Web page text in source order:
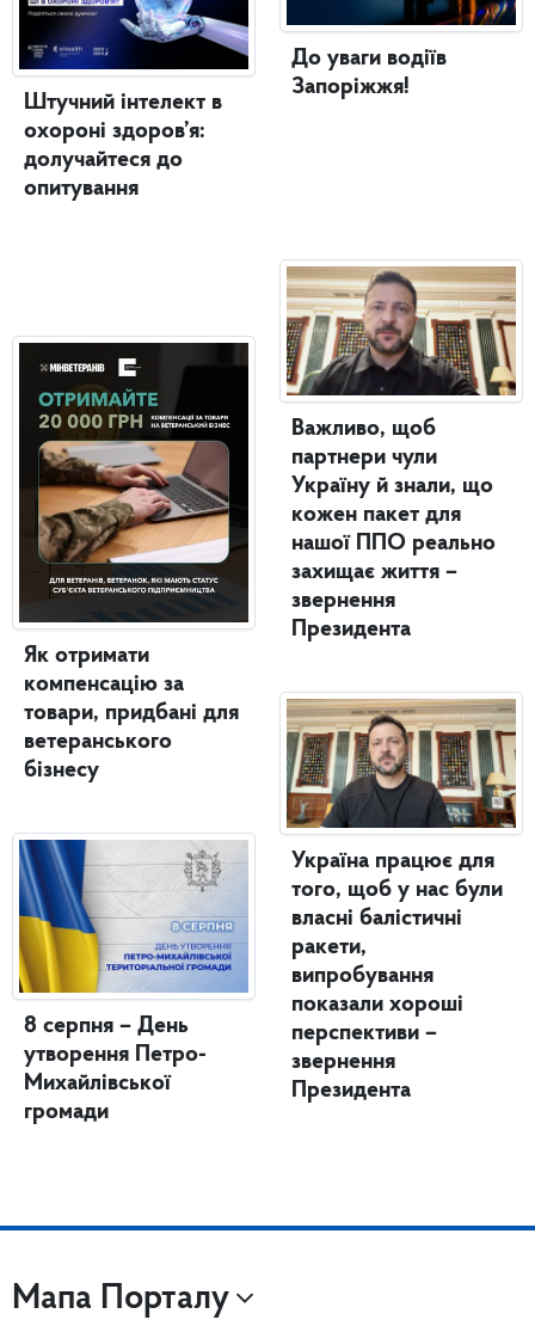
Штучний інтелект в
охороні здоров’я:
долучайтеся до
опитування
Як отримати
компенсацію за
товари, придбані для
ветеранського
бізнесу
8 серпня – День
утворення Петро-
Михайлівської
громади
До уваги водіїв
Запоріжжя!
Важливо, щоб
партнери чули
Україну й знали, що
кожен пакет для
нашої ППО реально
захищає життя –
звернення
Президента
Україна працює для
того, щоб у нас були
власні балістичні
ракети,
випробування
показали хороші
перспективи –
звернення
Президента
Мапа Порталу